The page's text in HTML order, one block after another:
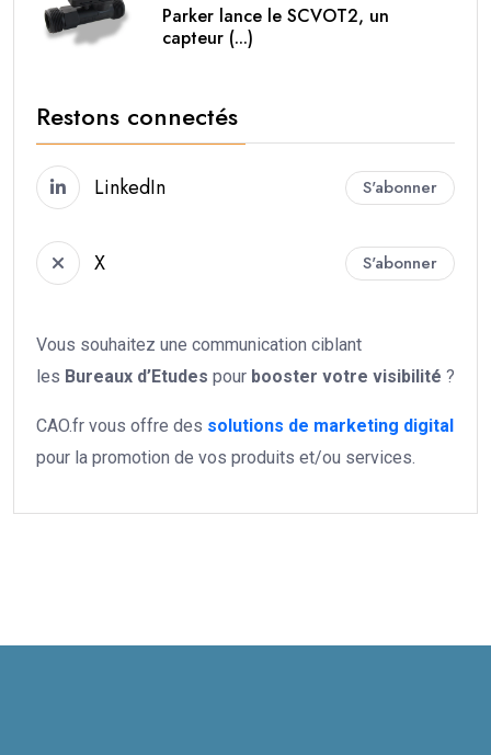
Parker lance le SCVOT2, un
capteur (...)
Restons connectés
LinkedIn S'abonner
X S'abonner
Vous souhaitez une communication ciblant
les Bureaux d’Etudes pour booster votre visibilité ?
CAO.fr vous offre des solutions de marketing digital
pour la promotion de vos produits et/ou services.